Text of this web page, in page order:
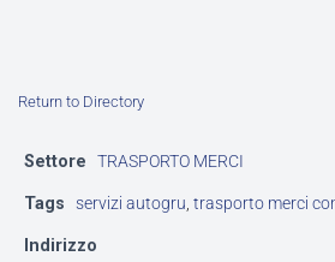
Return to Directory
Settore TRASPORTO MERCI
Tags servizi autogru, trasporto merci
Indirizzo